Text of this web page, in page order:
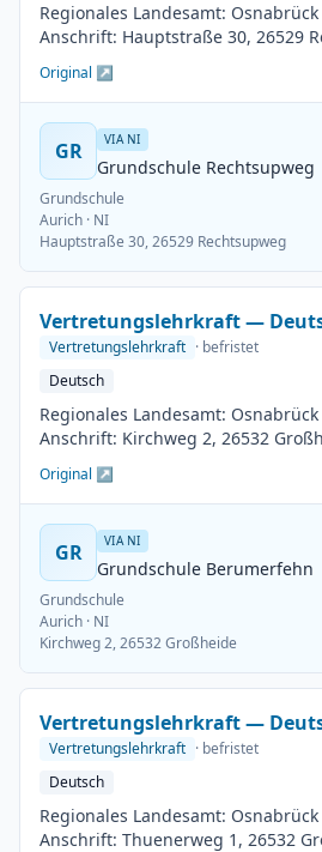
Regionales Landesamt:
Anschrift: Hauptstraße 30, 26529
Original ↗
GR VIA NI
Grundschule Rechtsupweg
Grundschule
Aurich · NI
Hauptstraße 30, 26529 Rechtsupweg
Vertretungslehrkraft —
Vertretungslehrkraft · befristet
Deutsch
Regionales Landesamt:
Anschrift: Kirchweg 2, 26532
Original ↗
GR VIA NI
Grundschule Berumerfehn
Grundschule
Aurich · NI
Kirchweg 2, 26532 Großheide
Vertretungslehrkraft —
Vertretungslehrkraft · befristet
Deutsch
Regionales Landesamt:
Anschrift: Thuenerweg 1, 26532